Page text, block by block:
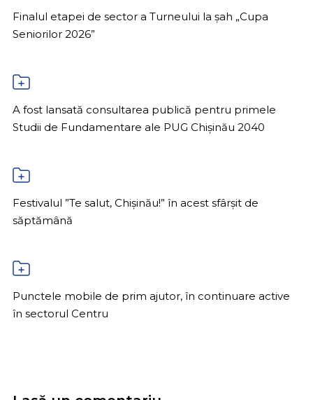
Finalul etapei de sector a Turneului la șah „Cupa
Seniorilor 2026”
A fost lansată consultarea publică pentru primele
Studii de Fundamentare ale PUG Chișinău 2040
Festivalul ”Te salut, Chișinău!” în acest sfârșit de
săptămână
Punctele mobile de prim ajutor, în continuare active
în sectorul Centru